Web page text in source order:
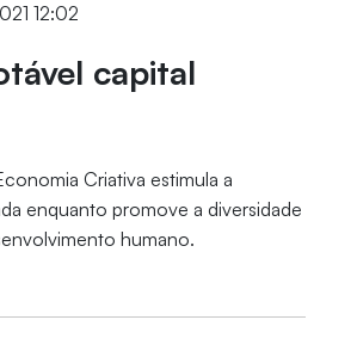
12:02
capital
Criativa estimula a
enquanto promove a diversidade
humano.